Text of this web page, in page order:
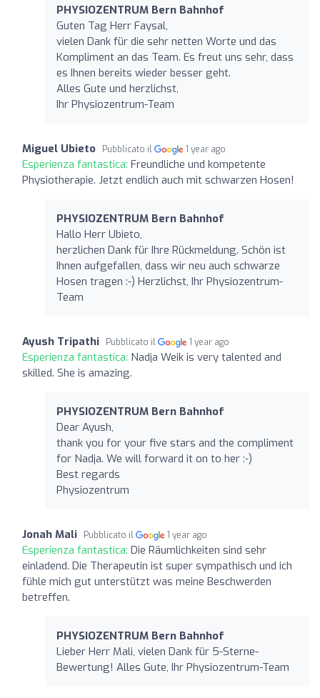
PHYSIOZENTRUM Bern Bahnhof
Guten Tag Herr Faysal,
vielen Dank für die sehr netten Worte und das
Kompliment an das Team. Es freut uns sehr, dass
es Ihnen bereits wieder besser geht.
Alles Gute und herzlichst,
Ihr Physiozentrum-Team
Miguel Ubieto Pubblicato il 1 year ago
Esperienza fantastica: Freundliche und kompetente
Physiotherapie. Jetzt endlich auch mit schwarzen Hosen!
PHYSIOZENTRUM Bern Bahnhof
Hallo Herr Ubieto,
herzlichen Dank für Ihre Rückmeldung. Schön ist
Ihnen aufgefallen, dass wir neu auch schwarze
Hosen tragen :-) Herzlichst, Ihr Physiozentrum-
Team
Ayush Tripathi Pubblicato il 1 year ago
Esperienza fantastica: Nadja Weik is very talented and
skilled. She is amazing.
PHYSIOZENTRUM Bern Bahnhof
Dear Ayush,
thank you for your five stars and the compliment
for Nadja. We will forward it on to her :-)
Best regards
Physiozentrum
Jonah Mali Pubblicato il 1 year ago
Esperienza fantastica: Die Räumlichkeiten sind sehr
einladend. Die Therapeutin ist super sympathisch und ich
fühle mich gut unterstützt was meine Beschwerden
betreffen.
PHYSIOZENTRUM Bern Bahnhof
Lieber Herr Mali, vielen Dank für 5-Sterne-
Bewertung! Alles Gute, Ihr Physiozentrum-Team